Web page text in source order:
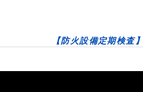
【防火設備定期検